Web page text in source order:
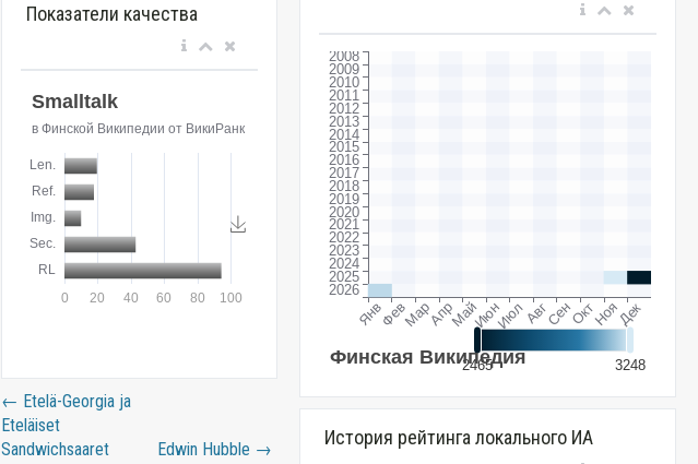
Показатели качества
← Etelä-Georgia ja
Eteläiset
Sandwichsaaret
Edwin Hubble →
История рейтинга локального ИА